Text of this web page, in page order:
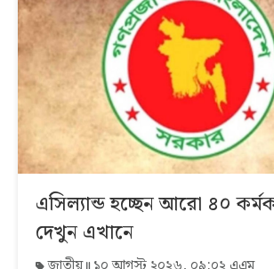
এসিল্যান্ড হচ্ছেন আরো ৪০
দেখুন এখানে